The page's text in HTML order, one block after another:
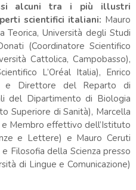
alcuni tra i più illustri
scientifici italiani: Mauro
Teorica, Università degli Studi
(Coordinatore Scientifico
Cattolica, Campobasso),
L’Oréal Italia), Enrico
e Direttore del Reparto di
del Dipartimento di Biologia
Superiore di Sanità), Marcella
Membro effettivo dell’Istituto
e Lettere) e Mauro Ceruti
Filosofia della Scienza presso
di Lingue e Comunicazione)